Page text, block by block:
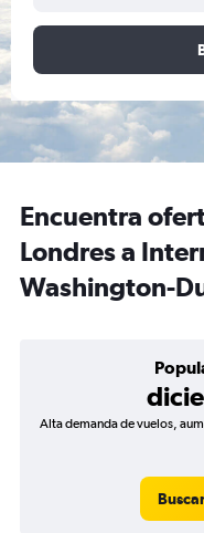
Encuentra
Londres a
Washington-
Alta demanda de vuelos,